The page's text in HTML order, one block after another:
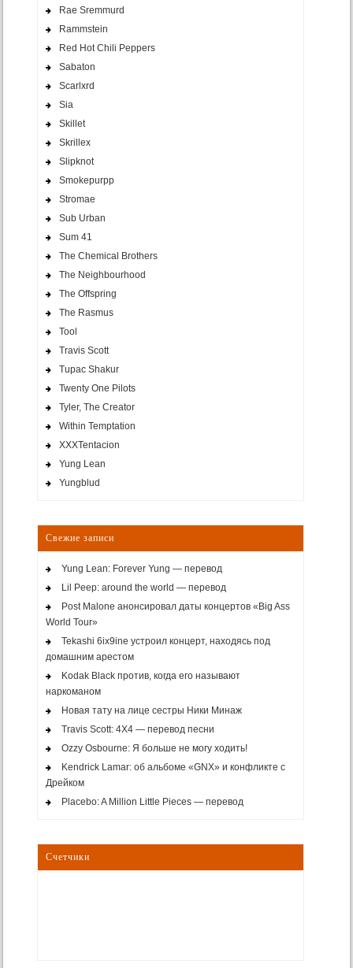
Rae Sremmurd
Rammstein
Red Hot Chili Peppers
Sabaton
Scarlxrd
Sia
Skillet
Skrillex
Slipknot
Smokepurpp
Stromae
Sub Urban
Sum 41
The Chemical Brothers
The Neighbourhood
The Offspring
The Rasmus
Tool
Travis Scott
Tupac Shakur
Twenty One Pilots
Tyler, The Creator
Within Temptation
XXXTentacion
Yung Lean
Yungblud
Свежие записи
Yung Lean: Forever Yung — перевод
Lil Peep: around the world — перевод
Post Malone анонсировал даты концертов «Big Ass
World Tour»
Tekashi 6ix9ine устроил концерт, находясь под
домашним арестом
Kodak Black против, когда его называют
наркоманом
Новая тату на лице сестры Ники Минаж
Travis Scott: 4X4 — перевод песни
Ozzy Osbourne: Я больше не могу ходить!
Kendrick Lamar: об альбоме «GNX» и конфликте с
Дрейком
Placebo: A Million Little Pieces — перевод
Счетчики